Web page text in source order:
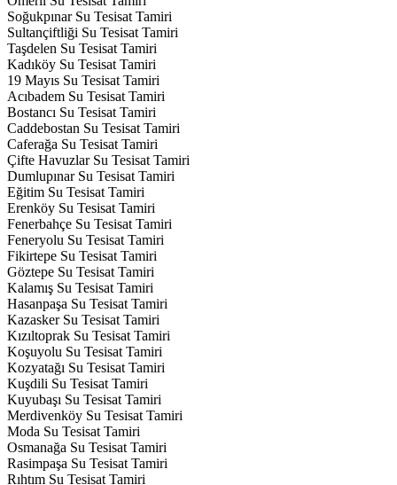
Soğukpınar Su Tesisat Tamiri
Sultançiftliği Su Tesisat Tamiri
Taşdelen Su Tesisat Tamiri
Kadıköy Su Tesisat Tamiri
19 Mayıs Su Tesisat Tamiri
Acıbadem Su Tesisat Tamiri
Bostancı Su Tesisat Tamiri
Caddebostan Su Tesisat Tamiri
Caferağa Su Tesisat Tamiri
Çifte Havuzlar Su Tesisat Tamiri
Dumlupınar Su Tesisat Tamiri
Eğitim Su Tesisat Tamiri
Erenköy Su Tesisat Tamiri
Fenerbahçe Su Tesisat Tamiri
Feneryolu Su Tesisat Tamiri
Fikirtepe Su Tesisat Tamiri
Göztepe Su Tesisat Tamiri
Kalamış Su Tesisat Tamiri
Hasanpaşa Su Tesisat Tamiri
Kazasker Su Tesisat Tamiri
Kızıltoprak Su Tesisat Tamiri
Koşuyolu Su Tesisat Tamiri
Kozyatağı Su Tesisat Tamiri
Kuşdili Su Tesisat Tamiri
Kuyubaşı Su Tesisat Tamiri
Merdivenköy Su Tesisat Tamiri
Moda Su Tesisat Tamiri
Osmanağa Su Tesisat Tamiri
Rasimpaşa Su Tesisat Tamiri
Rıhtım Su Tesisat Tamiri